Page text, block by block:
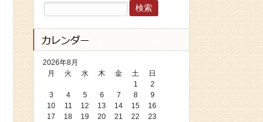
検
索:
2026年8月
月
火 水 木 金 土
日
1
2
3
4 5 6 7 8
9
10
11 12 13 14 15
16
17
18 19 20 21 22
23